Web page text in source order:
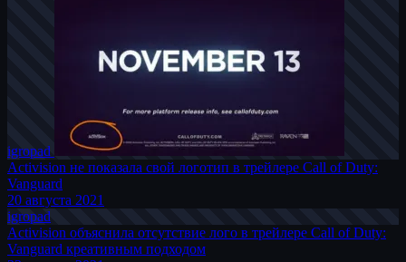
igropad
Activision не показала свой логотип в трейлере Call of Duty:
Vanguard
20 августа 2021
igropad
Activision объяснила отсутствие лого в трейлере Call of Duty:
Vanguard креативным подходом